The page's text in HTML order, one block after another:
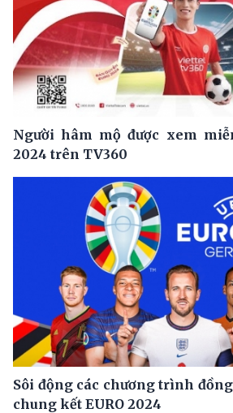
Người hâm mộ được xem
2024 trên TV360
Sôi động các chương trình
chung kết EURO 2024